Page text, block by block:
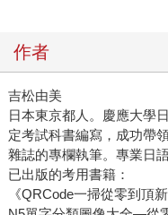
作者
吉松由美
日本東京都人。慶應大學
定考試科書編寫，成功帶
雜誌的專欄執筆。專業日
已出版的考用書籍：
《QRCode一掃從零到頂